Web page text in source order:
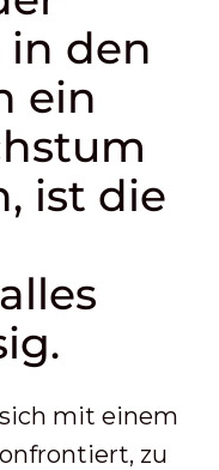
in den
ein
ist die
mit einem
zu